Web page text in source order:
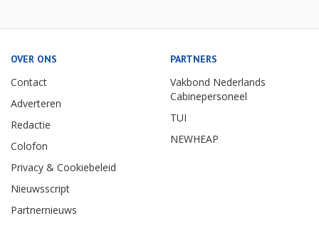
OVER ONS
Contact
Adverteren
Redactie
Colofon
Privacy & Cookiebeleid
Nieuwsscript
Partnernieuws
PARTNERS
Vakbond Nederlands
Cabinepersoneel
TUI
NEWHEAP